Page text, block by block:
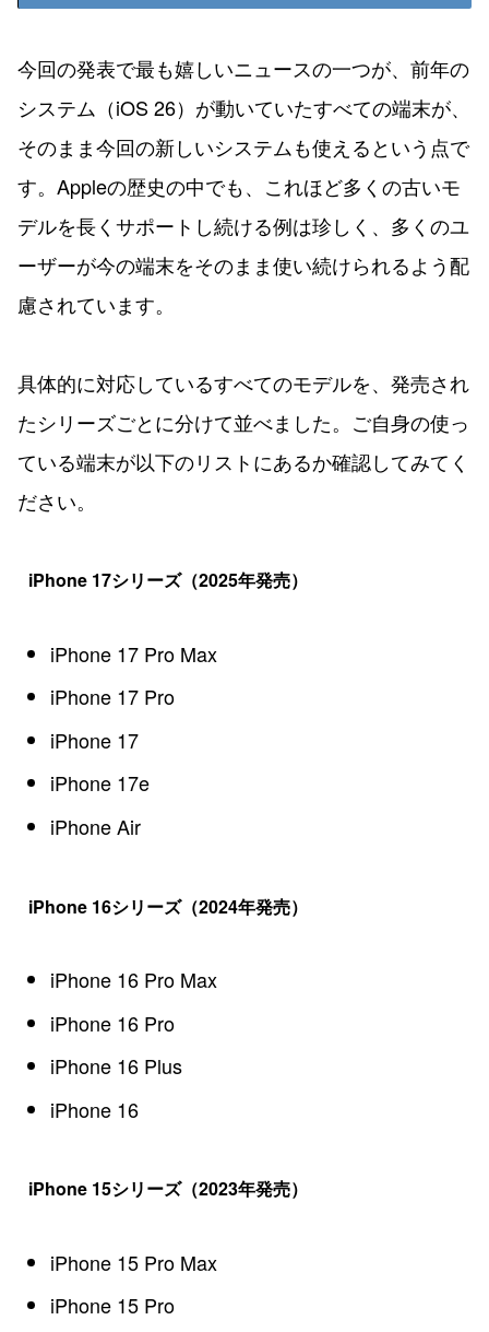
今回の発表で最も嬉しいニュースの一つが、前年の
システム（iOS 26）が動いていたすべての端末が、
そのまま今回の新しいシステムも使えるという点で
す。Appleの歴史の中でも、これほど多くの古いモ
デルを長くサポートし続ける例は珍しく、多くのユ
ーザーが今の端末をそのまま使い続けられるよう配
慮されています。
具体的に対応しているすべてのモデルを、発売され
たシリーズごとに分けて並べました。ご自身の使っ
ている端末が以下のリストにあるか確認してみてく
ださい。
iPhone 17シリーズ（2025年発売）
iPhone 17 Pro Max
iPhone 17 Pro
iPhone 17
iPhone 17e
iPhone Air
iPhone 16シリーズ（2024年発売）
iPhone 16 Pro Max
iPhone 16 Pro
iPhone 16 Plus
iPhone 16
iPhone 15シリーズ（2023年発売）
iPhone 15 Pro Max
iPhone 15 Pro